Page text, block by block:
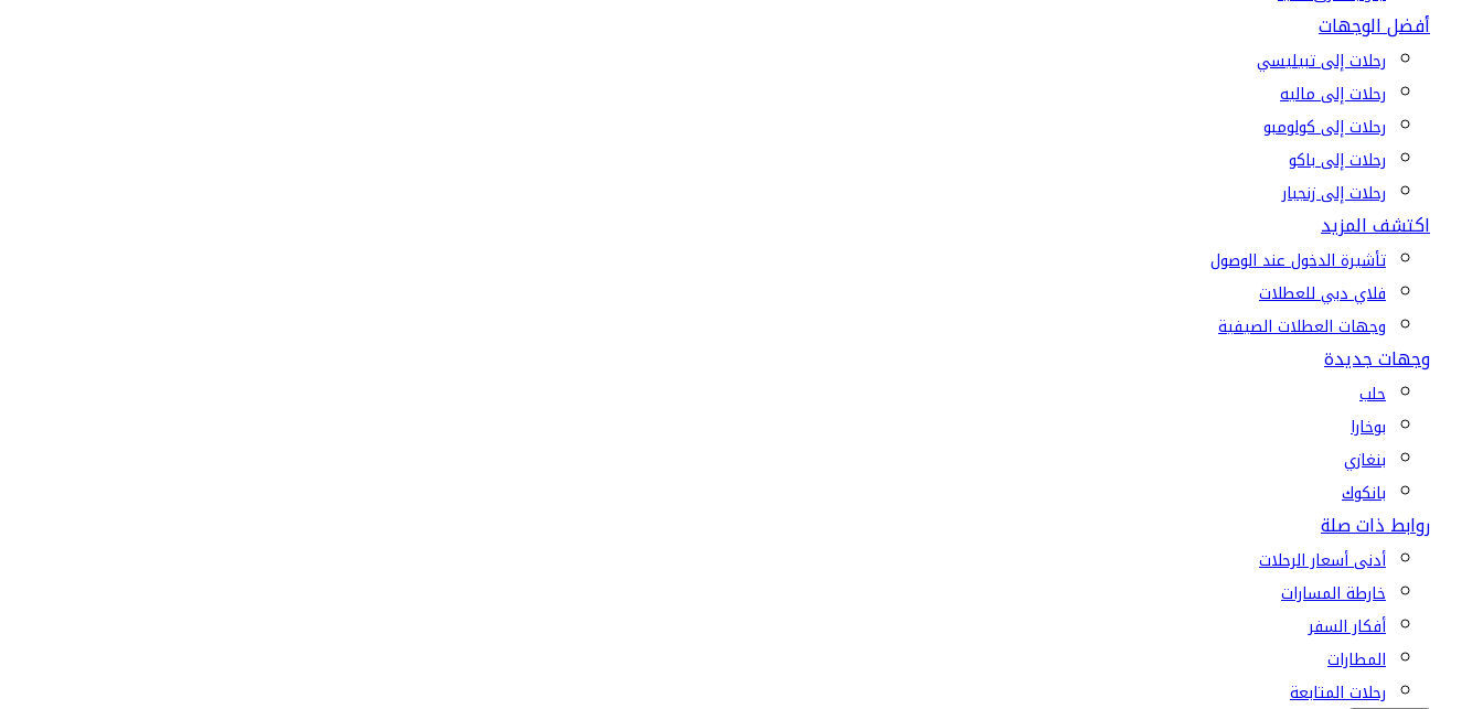
أفضل الوجهات
رحلات إلى تبيليسي
رحلات إلى ماليه
رحلات إلى كولومبو
رحلات إلى باكو
رحلات إلى زنجبار
اكتشف المزيد
تأشيرة الدخول عند الوصول
فلاي دبي للعطلات
وجهات العطلات الصيفية
وجهات جديدة
حلب
بوخارا
بنغازي
بانكوك
روابط ذات صلة
أدنى أسعار الرحلات
خارطة المسارات
أفكار السفر
المطارات
رحلات المتابعة